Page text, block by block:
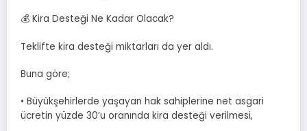
💰 Kira Desteği Ne Kadar Olacak?
Teklifte kira desteği miktarları da yer aldı.
Buna göre;
• Büyükşehirlerde yaşayan hak sahiplerine net asgari
ücretin yüzde 30’u oranında kira desteği verilmesi,